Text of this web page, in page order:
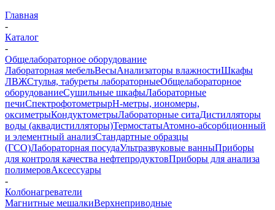
Главная
-
Каталог
-
Общелабораторное оборудование
Лабораторная мебельВесыАнализаторы влажностиШкафы
ЛВЖСтулья, табуреты лабораторныеОбщелабораторное
оборудованиеСушильные шкафыЛабораторные
печиСпектрофотометрыpH-метры, иономеры,
оксиметрыКондуктометрыЛабораторные ситаДистилляторы
воды (аквадистилляторы)ТермостатыАтомно-абсорбционный
и элементный анализСтандартные образцы
(ГСО)Лабораторная посудаУльтразвуковые ванныПриборы
для контроля качества нефтепродуктовПриборы для анализа
полимеровАксессуары
-
Колбонагреватели
Магнитные мешалкиВерхнеприводные